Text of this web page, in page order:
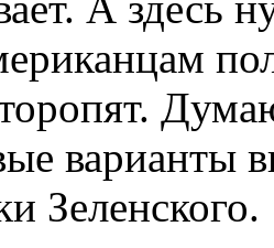
варианты
Зеленского.